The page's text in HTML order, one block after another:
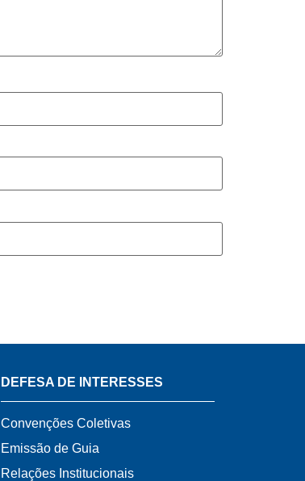
DEFESA DE INTERESSES
Convenções Coletivas
Emissão de Guia
Relações Institucionais